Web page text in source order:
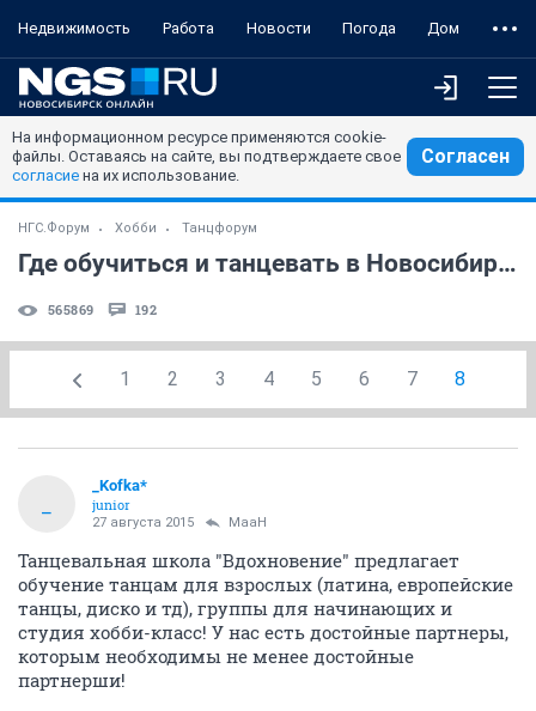
Недвижимость Работа Новости Погода Дом
На информационном ресурсе применяются cookie-
файлы. Оставаясь на сайте, вы подтверждаете свое
согласие на их использование.
Согласен
НГС.Форум Хобби Танцфорум
Где обучиться и танцевать в Новосибирске
565869 192
1 2 3 4 5 6 7 8
_Kofka*
junior
27 августа 2015 MaaH
Танцевальная школа "Вдохновение" предлагает
обучение танцам для взрослых (латина, европейские
танцы, диско и тд), группы для начинающих и
студия хобби-класс! У нас есть достойные партнеры,
которым необходимы не менее достойные
партнерши!